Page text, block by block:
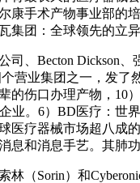
康手术产物事业部的
团：全球领先的立
Becton Dickson、
营业集团之一，发
的伤口办理产物，10
业。6）BD医疗：
医疗器械市场超八
息和消息手艺。其肺
Sorin）和